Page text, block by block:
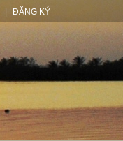
ĐĂNG KÝ